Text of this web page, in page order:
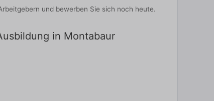
und bewerben Sie sich noch heute.
in Montabaur